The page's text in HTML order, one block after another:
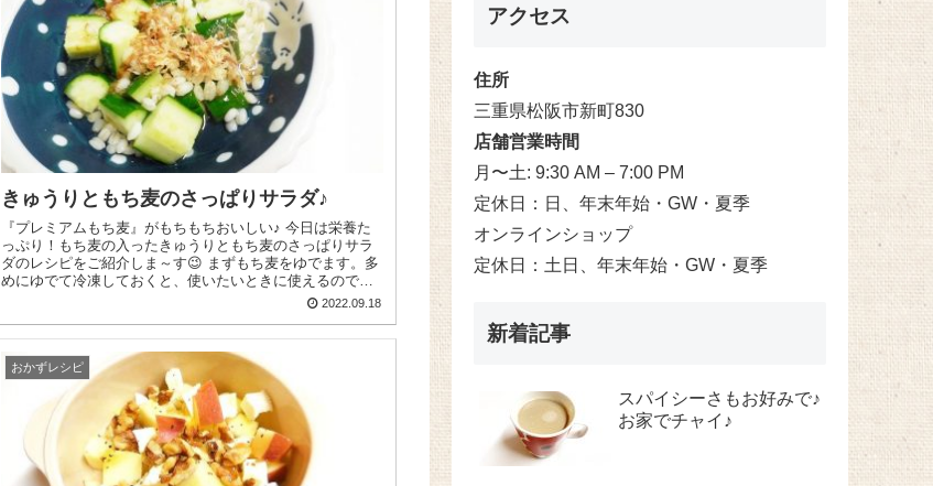
きゅうりともち麦のさっぱりサラダ♪
『プレミアムもち麦』がもちもちおいしい♪ 今日は栄養た
っぷり！もち麦の入ったきゅうりともち麦のさっぱりサラ
ダのレシピをご紹介しま～す😉 まずもち麦をゆでます。多
めにゆでて冷凍しておくと、使いたいときに使えるのでお
2022.09.18
おかずレシピ
アクセス
住所
三重県松阪市新町830
店舗営業時間
月〜土: 9:30 AM – 7:00 PM
定休日：日、年末年始・GW・夏季
オンラインショップ
定休日：土日、年末年始・GW・夏季
新着記事
スパイシーさもお好みで♪
お家でチャイ♪